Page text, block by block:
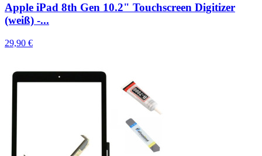
Apple iPad 8th Gen 10.2" Touchscreen Digitizer
(weiß) -...
29,90 €